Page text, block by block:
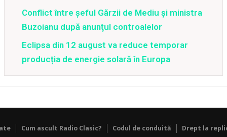
Conflict între şeful Gărzii de Mediu şi ministra
Buzoianu după anunţul controalelor
Eclipsa din 12 august va reduce temporar
producția de energie solară în Europa
Cum ascult Radio Clasic? Codul de conduită Drept la